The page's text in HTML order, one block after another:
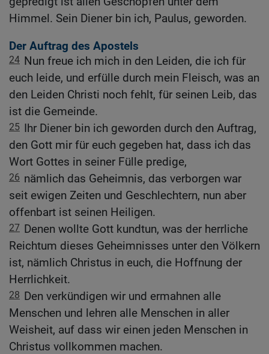
Himmel. Sein Diener bin ich, Paulus, geworden.
Der Auftrag des Apostels
24 Nun freue ich mich in den Leiden, die ich für
euch leide, und erfülle durch mein Fleisch, was an
den Leiden Christi noch fehlt, für seinen Leib, das
ist die Gemeinde.
25 Ihr Diener bin ich geworden durch den Auftrag,
den Gott mir für euch gegeben hat, dass ich das
Wort Gottes in seiner Fülle predige,
26 nämlich das Geheimnis, das verborgen war
seit ewigen Zeiten und Geschlechtern, nun aber
offenbart ist seinen Heiligen.
27 Denen wollte Gott kundtun, was der herrliche
Reichtum dieses Geheimnisses unter den Völkern
ist, nämlich Christus in euch, die Hoffnung der
Herrlichkeit.
28 Den verkündigen wir und ermahnen alle
Menschen und lehren alle Menschen in aller
Weisheit, auf dass wir einen jeden Menschen in
Christus vollkommen machen.